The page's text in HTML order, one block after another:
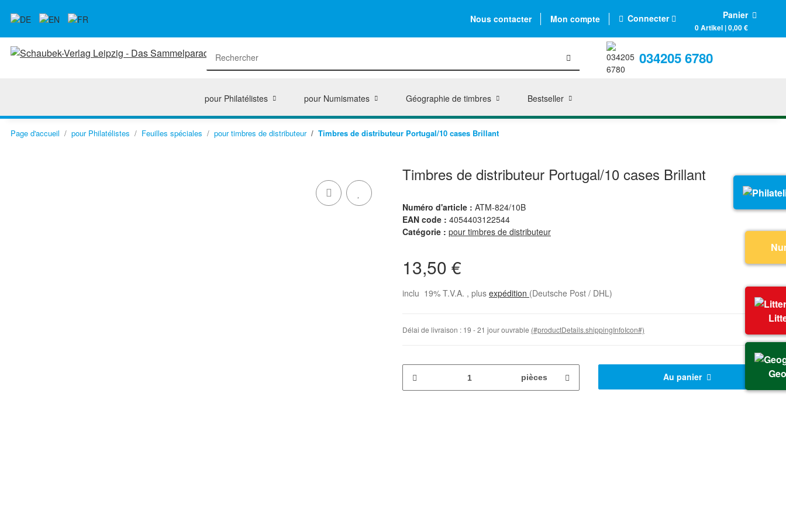
Nous contacter Mon compte Connecter Panier
0 Artikel | 0,00 €
034205 6780
pour Philatélistes pour Numismates Géographie de timbres Bestseller
Page d'accueil pour Philatélistes Feuilles spéciales pour timbres de distributeur Timbres de distributeur Portugal/10 cases Brillant
Timbres de distributeur Portugal/10 cases Brillant
Numéro d'article : ATM-824/10B
EAN code : 4054403122544
Catégorie : pour timbres de distributeur
13,50 €
inclu 19% T.V.A. , plus expédition (Deutsche Post / DHL)
Délai de livraison : 19 - 21 jour ouvrable (#productDetails.shippingInfoIcon#)
pièces Au panier